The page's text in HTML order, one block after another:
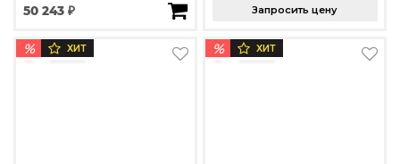
50 243 ₽ Запросить цену
% ХИТ % ХИТ